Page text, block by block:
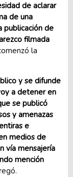
de aclarar
de una
publicación de
filmada
la
y se difunde
a detener en
se publicó
y amenazas
e
medios de
vía mensajería
mención